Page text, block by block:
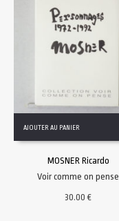
AJOUTER AU PANIER
MOSNER Ricardo
Voir comme on pense
30.00€